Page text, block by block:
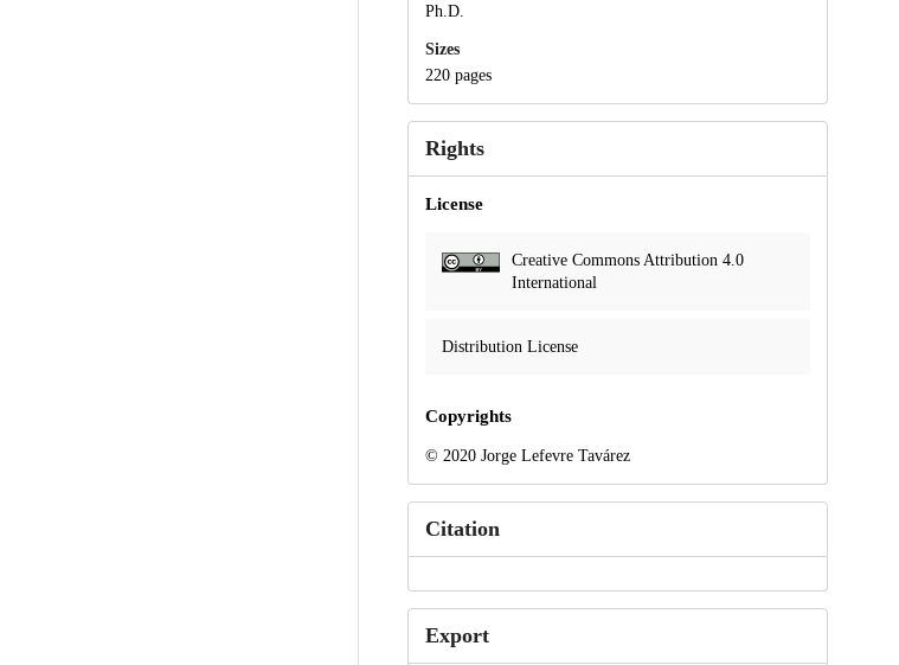
Ph.D.
Sizes
220 pages
Rights
License
Creative Commons Attribution 4.0
International
Distribution License
Copyrights
© 2020 Jorge Lefevre Tavárez
Citation
Export